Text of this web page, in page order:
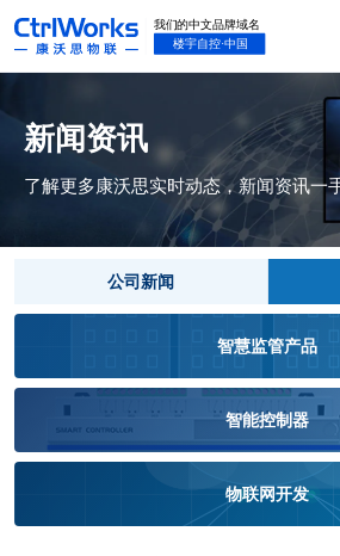
新闻资讯
了解更多康沃思实时动态，新闻资讯一
公司新闻
智慧监管产品
智能控制器
物联网开发